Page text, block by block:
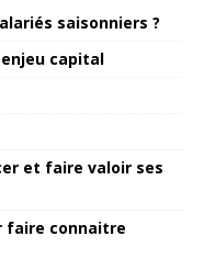
saisonniers ?
enjeu capital
et faire valoir ses
faire connaitre